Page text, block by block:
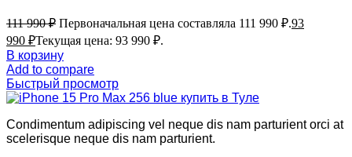
111 990₽ Первоначальная цена составляла 111 990 ₽.93
990 ₽Текущая цена: 93 990 ₽.
В корзину
Add to compare
Быстрый просмотр
Condimentum adipiscing vel neque dis nam parturient orci at
scelerisque neque dis nam parturient.